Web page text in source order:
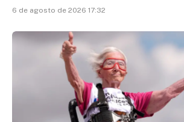
6 de agosto de 2026 17:32